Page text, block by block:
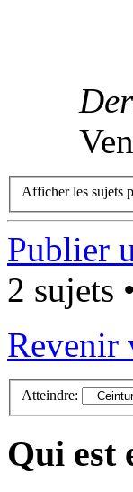
Afficher les sujets
Publier
2 sujets
Revenir
Atteindre:
Qui est